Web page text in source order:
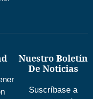
Nuestro Boletín
De Noticias
Suscríbase a